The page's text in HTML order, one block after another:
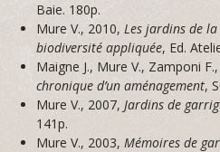
Baie. 180p.
Mure V., 2010, Les jardins de
biodiversité appliquée, Ed.
Maigne J., Mure V., Zamponi
chronique d’un aménagement,
Mure V., 2007, Jardins de
141p.
Mure V., 2003, Mémoires de